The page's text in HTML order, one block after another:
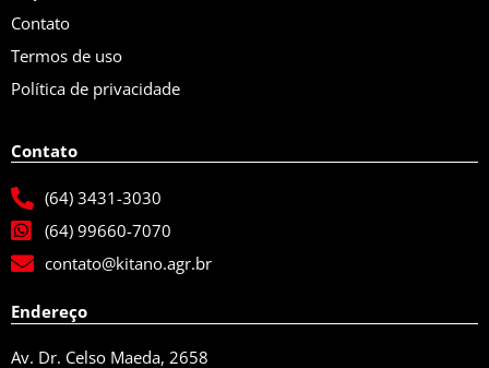
Contato
Termos de uso
Política de privacidade
Contato
(64) 3431-3030
(64) 99660-7070
contato@kitano.agr.br
Endereço
Av. Dr. Celso Maeda, 2658